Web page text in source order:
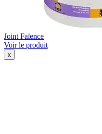
Joint Faïence
Voir le produit
x